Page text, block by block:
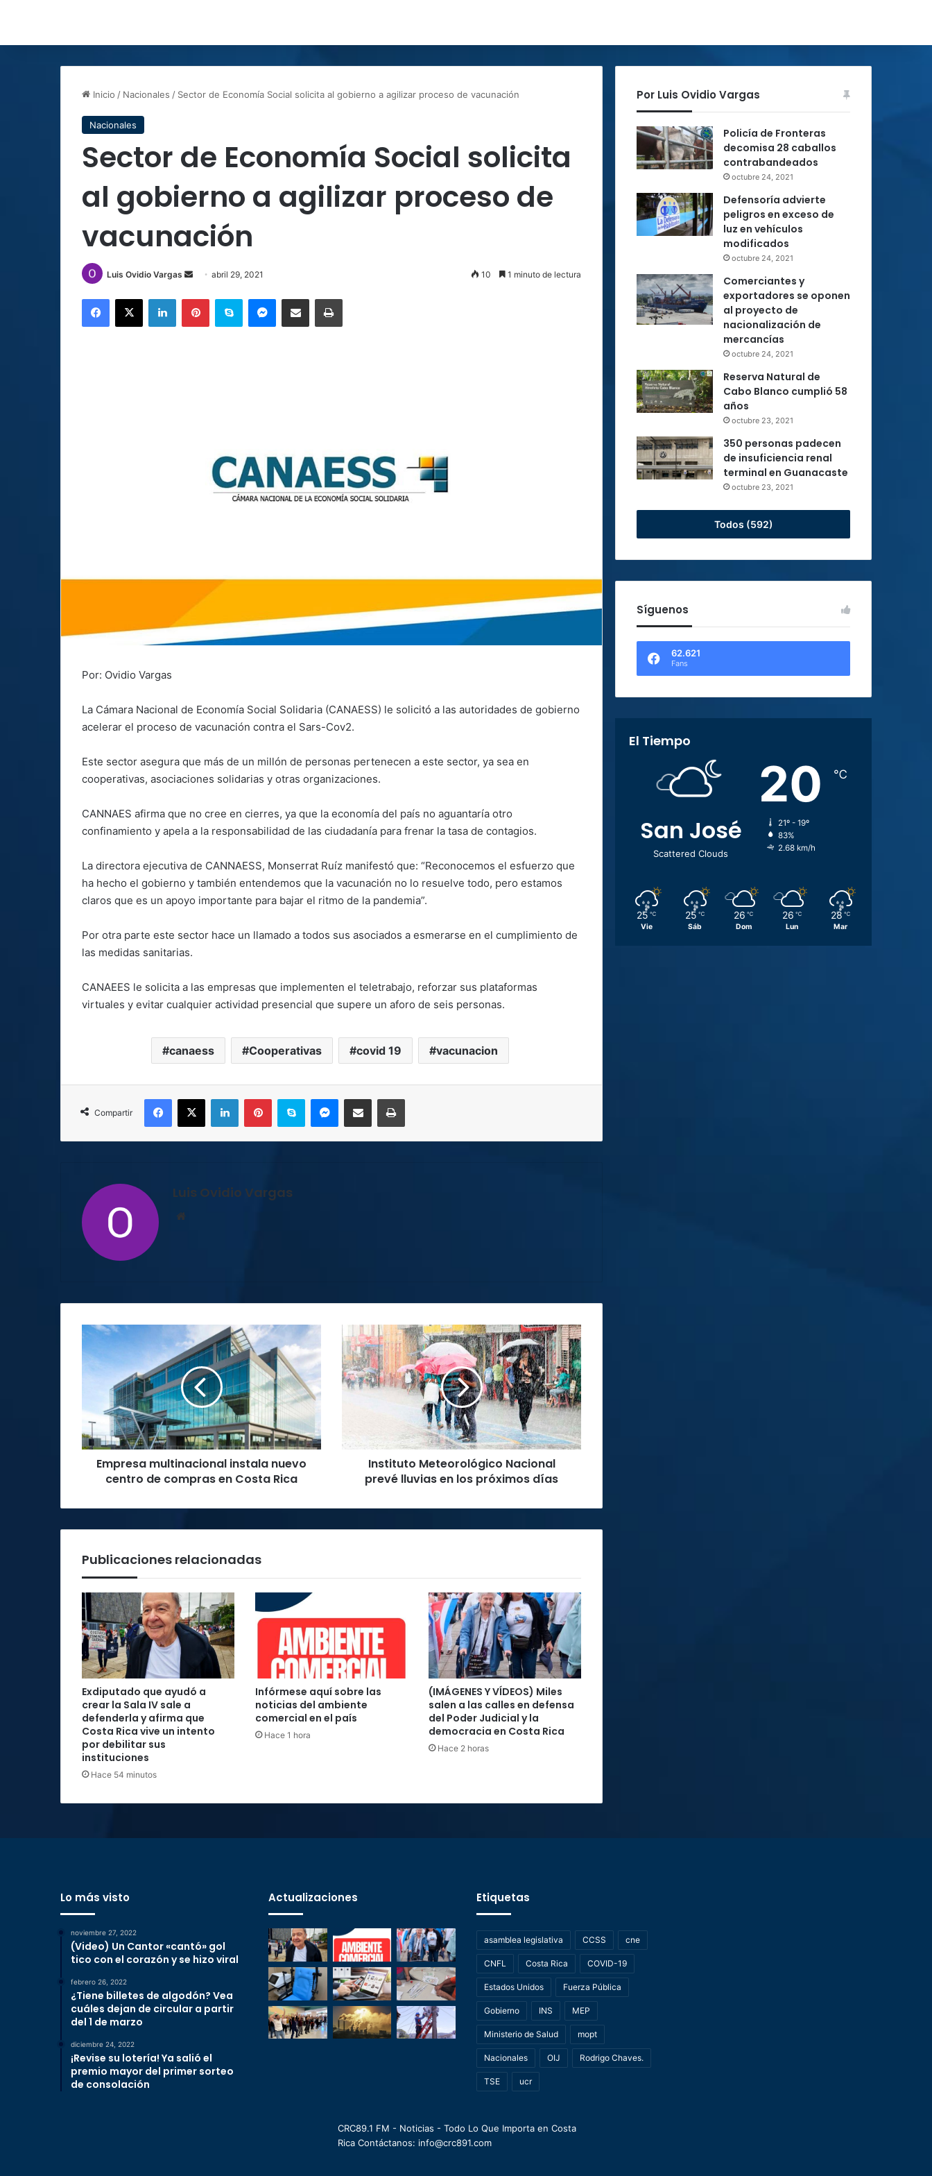
Inicio / Nacionales / Sector de Economía Social solicita al gobierno a agilizar proceso de vacunación
Nacionales
Sector de Economía Social solicita
al gobierno a agilizar proceso de
vacunación
Luis Ovidio Vargas
Send
email
abril 29, 2021 10 1 minuto de lectura
Facebook
X LinkedInPinterestSkype MessengerCompartir por correo electrónicoImprimir
Por: Ovidio Vargas
La Cámara Nacional de Economía Social Solidaria (CANAESS) le solicitó a las autoridades de gobierno
acelerar el proceso de vacunación contra el Sars-Cov2.
Este sector asegura que más de un millón de personas pertenecen a este sector, ya sea en
cooperativas, asociaciones solidarias y otras organizaciones.
CANNAES afirma que no cree en cierres, ya que la economía del país no aguantaría otro
confinamiento y apela a la responsabilidad de las ciudadanía para frenar la tasa de contagios.
La directora ejecutiva de CANNAESS, Monserrat Ruíz manifestó que: “Reconocemos el esfuerzo que
ha hecho el gobierno y también entendemos que la vacunación no lo resuelve todo, pero estamos
claros que es un apoyo importante para bajar el ritmo de la pandemia”.
Por otra parte este sector hace un llamado a todos sus asociados a esmerarse en el cumplimiento de
las medidas sanitarias.
CANAEES le solicita a las empresas que implementen el teletrabajo, reforzar sus plataformas
virtuales y evitar cualquier actividad presencial que supere un aforo de seis personas.
canaess Cooperativas covid 19 vacunacion
Compartir
Facebook
X LinkedInPinterestSkype MessengerCompartir por correo electrónicoImprimir
Luis Ovidio Vargas
Empresa
instala
nuevo
compras
en
Costa
RicaEmpresa multinacional instala nuevo
centro de compras en Costa Rica
Meteorológico
Nacional
prevé
lluvias
próximos
días
Instituto Meteorológico Nacional
prevé lluvias en los próximos días
Publicaciones relacionadas
Exdiputado que ayudó a
crear la Sala IV sale a
defenderla y afirma que
Costa Rica vive un intento
por debilitar sus
instituciones
Hace 54 minutos
Infórmese aquí sobre las
noticias del ambiente
comercial en el país
Hace 1 hora
(IMÁGENES Y VÍDEOS) Miles
salen a las calles en defensa
del Poder Judicial y la
democracia en Costa Rica
Hace 2 horas
Por Luis Ovidio Vargas
Policía de Fronteras
decomisa 28 caballos
contrabandeados
octubre 24, 2021
Defensoría advierte
peligros en exceso de
luz en vehículos
modificados
octubre 24, 2021
Comerciantes y
exportadores se oponen
al proyecto de
nacionalización de
mercancías
octubre 24, 2021
Reserva Natural de
Cabo Blanco cumplió 58
años
octubre 23, 2021
350 personas padecen
de insuficiencia renal
terminal en Guanacaste
octubre 23, 2021
Todos (592)
Síguenos
62.621
Fans
El Tiempo
San José
Scattered Clouds
20 ℃
21º - 19º
83%
2.68 km/h
25 ℃
Vie
25 ℃
Sáb
26 ℃
Dom
26 ℃
Lun
28 ℃
Mar
Lo más visto
noviembre 27, 2022
(Video) Un Cantor «cantó» gol
tico con el corazón y se hizo viral
febrero 26, 2022
¿Tiene billetes de algodón? Vea
cuáles dejan de circular a partir
del 1 de marzo
diciembre 24, 2022
¡Revise su lotería! Ya salió el
premio mayor del primer sorteo
de consolación
Actualizaciones Etiquetas
asamblea legislativa CCSS cne
CNFL Costa Rica COVID-19
Estados Unidos Fuerza Pública
Gobierno INS MEP
Ministerio de Salud mopt
Nacionales OIJ Rodrigo Chaves.
TSE ucr
CRC89.1 FM - Noticias - Todo Lo Que Importa en Costa
Rica Contáctanos: info@crc891.com